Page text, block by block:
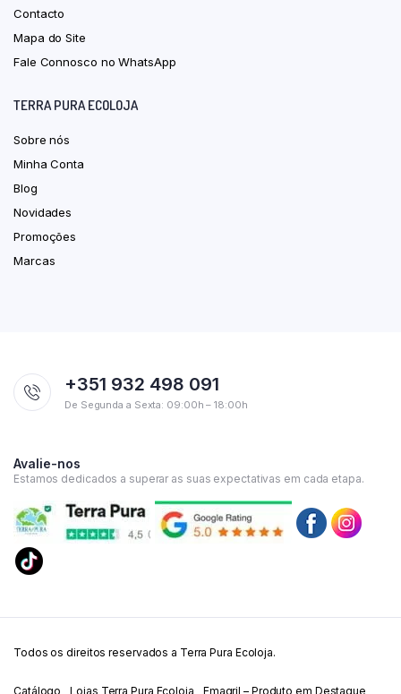
Contacto
Mapa do Site
Fale Connosco no WhatsApp
TERRA PURA ECOLOJA
Sobre nós
Minha Conta
Blog
Novidades
Promoções
Marcas
+351 932 498 091
De Segunda a Sexta: 09:00h – 18:00h
Avalie-nos
Estamos dedicados a superar as suas expectativas em cada etapa.
Todos os direitos reservados a Terra Pura Ecoloja.
Catálogo Lojas Terra Pura Ecoloja Emagril – Produto em Destaque